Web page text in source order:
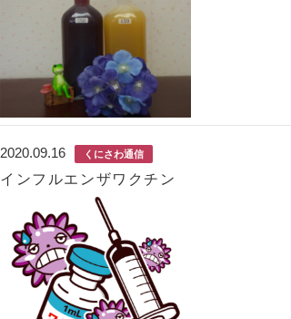
2020.09.16 くにさわ通信
インフルエンザワクチン